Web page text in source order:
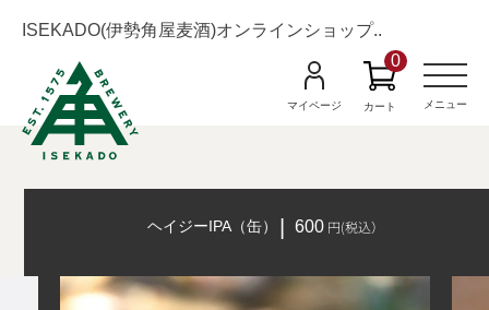
ISEKADO(伊勢角屋麦酒)オンラインショップ..
マイページ カート
0
M
e
n
メニュー
ヘイジーIPA（缶） 600 円(税込）